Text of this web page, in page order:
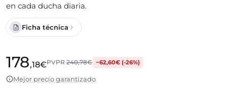
en cada ducha diaria.
Ficha técnica
178,18€PVPR240,78€ −62,60€ (-26%)
Mejor precio garantizado